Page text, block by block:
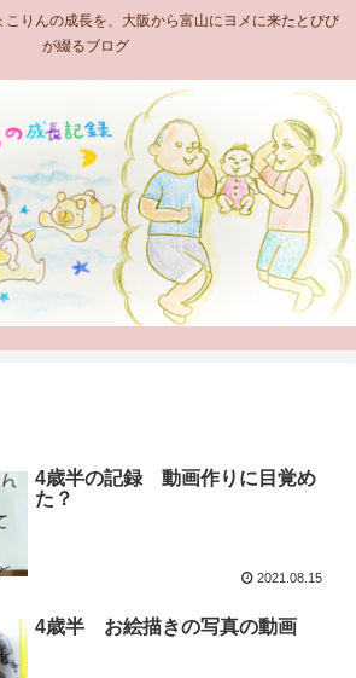
こりんの成長を、大阪から富山にヨメに来たとびび
が綴るブログ
4歳半の記録 動画作りに目覚め
た？
2021.08.15
4歳半 お絵描きの写真の動画